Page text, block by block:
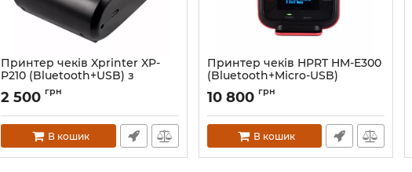
Принтер чеків Xprinter XP-
P210 (Bluetooth+USB) з
акумулятором
Артикул:
2 500 грн
В кошик
Принтер чеків HPRT HM-E300
(Bluetooth+Micro-USB)
Артикул:405
10 800 грн
В кошик